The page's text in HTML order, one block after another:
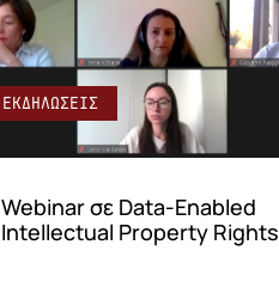
ΕΚΔΗΛΩΣΕΙΣ
Webinar σε Data-Enabled
Intellectual Property Rights